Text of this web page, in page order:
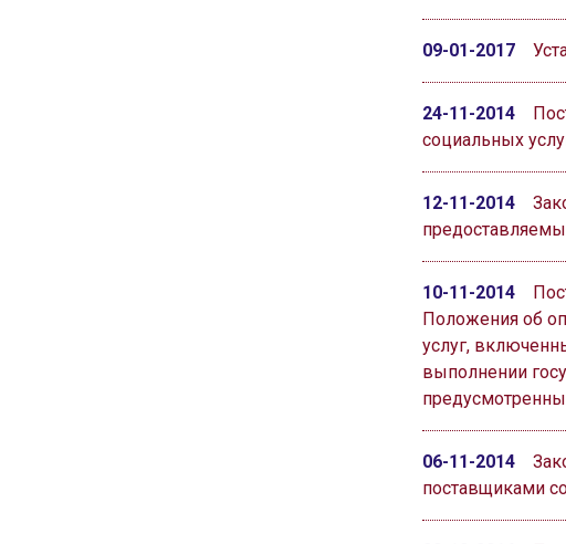
09-01-2017
24-11-2014
социальных
12-11-2014
10-11-2014
Положения об
услуг,
выполнении
06-11-2014
поставщиками